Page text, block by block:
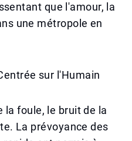
que l'amour, la
une métropole en
sur l'Humain
la foule, le bruit de la
La prévoyance des